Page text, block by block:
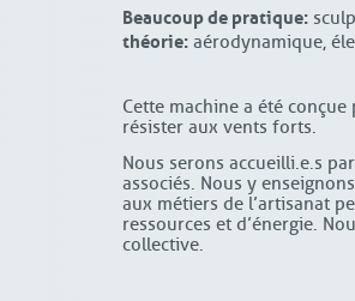
Beaucoup de pratique :
théorie : aérodynamique,
Cette machine a été
résister aux vents forts.
Nous serons accueilli.e.s par
associés. Nous y
aux métiers de l’artisanat
ressources et d’énergie.
collective.